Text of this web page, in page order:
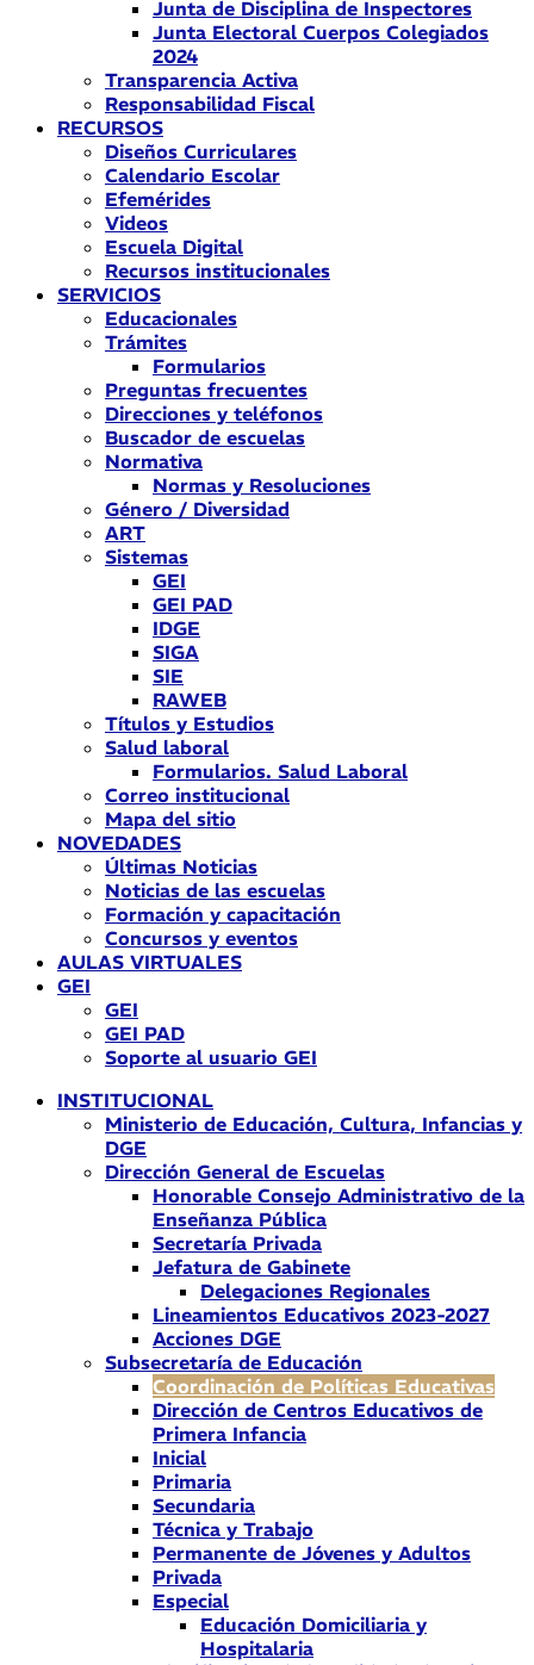
Junta de Disciplina de Inspectores
Junta Electoral Cuerpos Colegiados
2024
Transparencia Activa
Responsabilidad Fiscal
RECURSOS
Diseños Curriculares
Calendario Escolar
Efemérides
Videos
Escuela Digital
Recursos institucionales
SERVICIOS
Educacionales
Trámites
Formularios
Preguntas frecuentes
Direcciones y teléfonos
Buscador de escuelas
Normativa
Normas y Resoluciones
Género / Diversidad
ART
Sistemas
GEI
GEI PAD
IDGE
SIGA
SIE
RAWEB
Títulos y Estudios
Salud laboral
Formularios. Salud Laboral
Correo institucional
Mapa del sitio
NOVEDADES
Últimas Noticias
Noticias de las escuelas
Formación y capacitación
Concursos y eventos
AULAS VIRTUALES
GEI
GEI
GEI PAD
Soporte al usuario GEI
INSTITUCIONAL
Ministerio de Educación, Cultura, Infancias y
DGE
Dirección General de Escuelas
Honorable Consejo Administrativo de la
Enseñanza Pública
Secretaría Privada
Jefatura de Gabinete
Delegaciones Regionales
Lineamientos Educativos 2023-2027
Acciones DGE
Subsecretaría de Educación
Coordinación de Políticas Educativas
Dirección de Centros Educativos de
Primera Infancia
Inicial
Primaria
Secundaria
Técnica y Trabajo
Permanente de Jóvenes y Adultos
Privada
Especial
Educación Domiciliaria y
Hospitalaria